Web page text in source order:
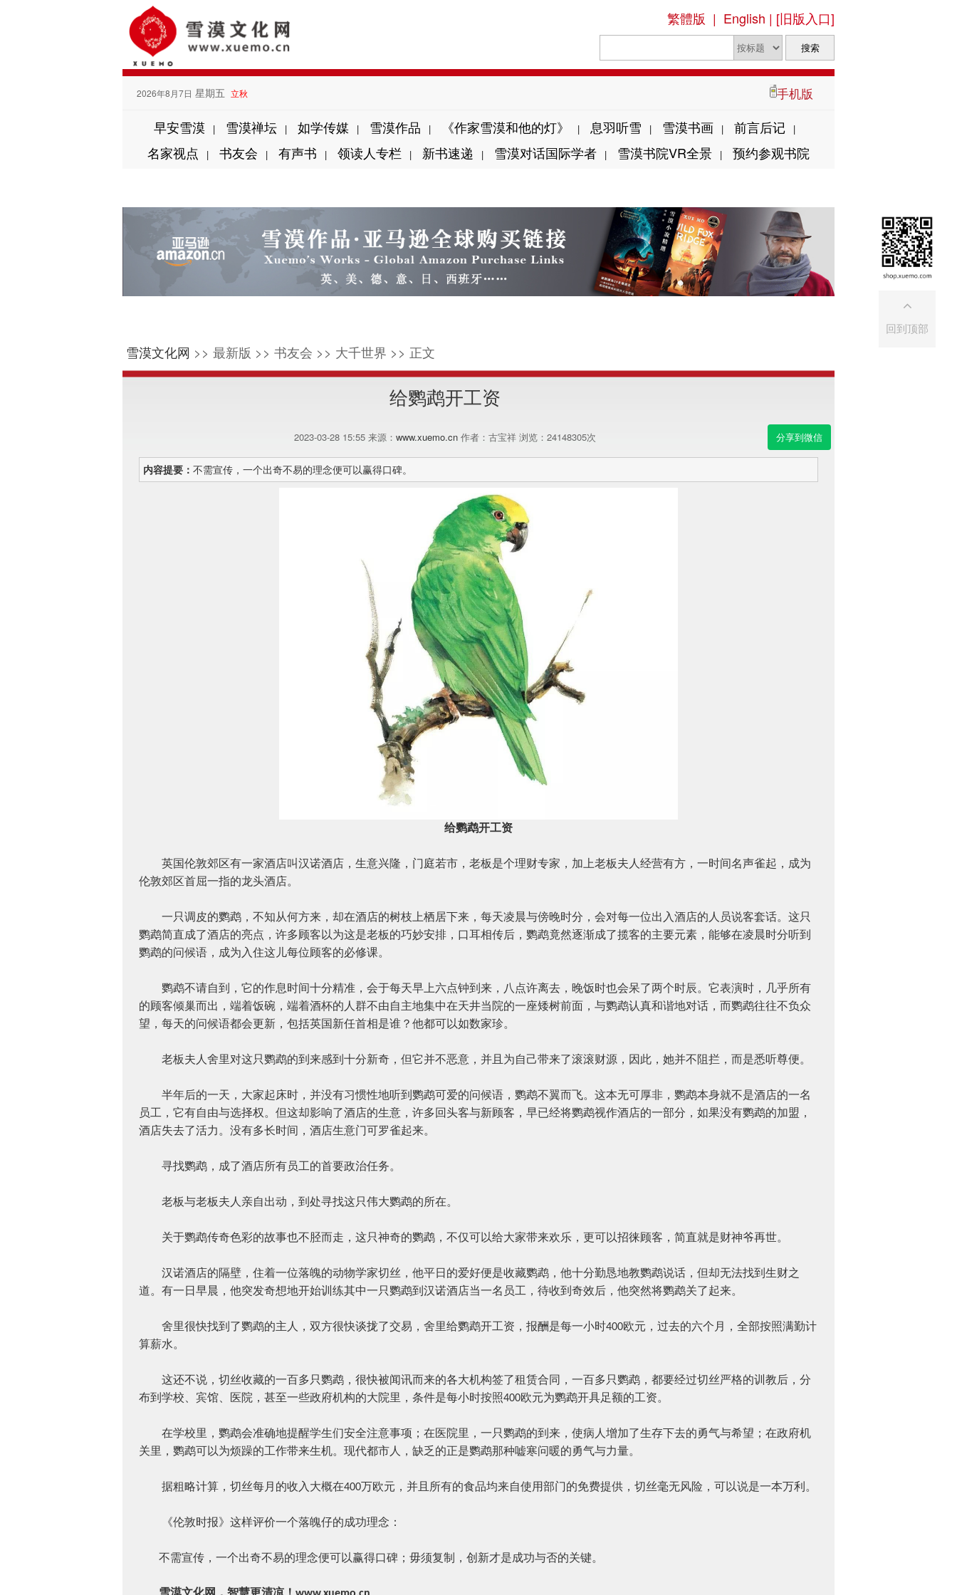
繁體版 | English | [旧版入口]
2026年8月7日 星期五 立秋 手机版
早安雪漠 | 雪漠禅坛 | 如学传媒 | 雪漠作品 | 《作家雪漠和他的灯》 | 息羽听雪 | 雪漠书画 | 前言后记 |
名家视点 | 书友会 | 有声书 | 领读人专栏 | 新书速递 | 雪漠对话国际学者 | 雪漠书院VR全景 | 预约参观书院
雪漠文化网 >> 最新版 >> 书友会 >> 大千世界 >> 正文
给鹦鹉开工资
2023-03-28 15:55 来源： www.xuemo.cn 作者：古宝祥 浏览： 24148305次 分享到微信
内容提要： 不需宣传，一个出奇不易的理念便可以赢得口碑。
给鹦鹉开工资
英国伦敦郊区有一家酒店叫汉诺酒店，生意兴隆，门庭若市，老板是个理财专家，加上老板夫人经营有方，一时间名声雀起，成为
伦敦郊区首屈一指的龙头酒店。
一只调皮的鹦鹉，不知从何方来，却在酒店的树枝上栖居下来，每天凌晨与傍晚时分，会对每一位出入酒店的人员说客套话。这只
鹦鹉简直成了酒店的亮点，许多顾客以为这是老板的巧妙安排，口耳相传后，鹦鹉竟然逐渐成了揽客的主要元素，能够在凌晨时分听到
鹦鹉的问候语，成为入住这儿每位顾客的必修课。
鹦鹉不请自到，它的作息时间十分精准，会于每天早上六点钟到来，八点许离去，晚饭时也会呆了两个时辰。它表演时，几乎所有
的顾客倾巢而出，端着饭碗，端着酒杯的人群不由自主地集中在天井当院的一座矮树前面，与鹦鹉认真和谐地对话，而鹦鹉往往不负众
望，每天的问候语都会更新，包括英国新任首相是谁？他都可以如数家珍。
老板夫人舍里对这只鹦鹉的到来感到十分新奇，但它并不恶意，并且为自己带来了滚滚财源，因此，她并不阻拦，而是悉听尊便。
半年后的一天，大家起床时，并没有习惯性地听到鹦鹉可爱的问候语，鹦鹉不翼而飞。这本无可厚非，鹦鹉本身就不是酒店的一名
员工，它有自由与选择权。但这却影响了酒店的生意，许多回头客与新顾客，早已经将鹦鹉视作酒店的一部分，如果没有鹦鹉的加盟，
酒店失去了活力。没有多长时间，酒店生意门可罗雀起来。
寻找鹦鹉，成了酒店所有员工的首要政治任务。
老板与老板夫人亲自出动，到处寻找这只伟大鹦鹉的所在。
关于鹦鹉传奇色彩的故事也不胫而走，这只神奇的鹦鹉，不仅可以给大家带来欢乐，更可以招徕顾客，简直就是财神爷再世。
汉诺酒店的隔壁，住着一位落魄的动物学家切丝，他平日的爱好便是收藏鹦鹉，他十分勤恳地教鹦鹉说话，但却无法找到生财之
道。有一日早晨，他突发奇想地开始训练其中一只鹦鹉到汉诺酒店当一名员工，待收到奇效后，他突然将鹦鹉关了起来。
舍里很快找到了鹦鹉的主人，双方很快谈拢了交易，舍里给鹦鹉开工资，报酬是每一小时400欧元，过去的六个月，全部按照满勤计
算薪水。
这还不说，切丝收藏的一百多只鹦鹉，很快被闻讯而来的各大机构签了租赁合同，一百多只鹦鹉，都要经过切丝严格的训教后，分
布到学校、宾馆、医院，甚至一些政府机构的大院里，条件是每小时按照400欧元为鹦鹉开具足额的工资。
在学校里，鹦鹉会准确地提醒学生们安全注意事项；在医院里，一只鹦鹉的到来，使病人增加了生存下去的勇气与希望；在政府机
关里，鹦鹉可以为烦躁的工作带来生机。现代都市人，缺乏的正是鹦鹉那种嘘寒问暖的勇气与力量。
据粗略计算，切丝每月的收入大概在400万欧元，并且所有的食品均来自使用部门的免费提供，切丝毫无风险，可以说是一本万利。
《伦敦时报》这样评价一个落魄仔的成功理念：
不需宣传，一个出奇不易的理念便可以赢得口碑；毋须复制，创新才是成功与否的关键。
回到顶部